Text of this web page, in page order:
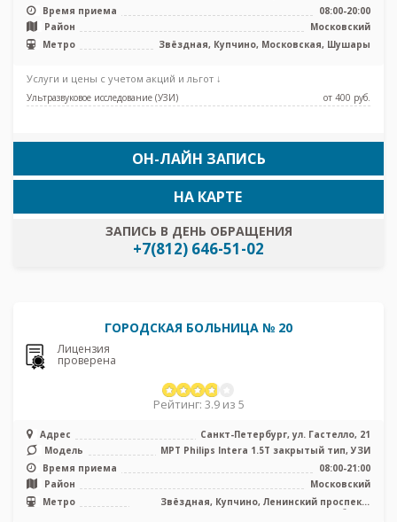
Время приема
08:00-20:00
Район
Московский
Метро
Звёздная, Купчино, Московская, Шушары
Услуги и цены с учетом акций и льгот ↓
Ультразвуковое исследование (УЗИ) от 400 pуб.
ОН-ЛАЙН ЗАПИСЬ
ЗАПИСЬ В ДЕНЬ ОБРАЩЕНИЯ
+7(812) 646-51-02
НА КАРТЕ
ГОРОДСКАЯ БОЛЬНИЦА № 20
Лицензия
проверена
Рейтинг: 3.9 из 5
Адрес
Санкт-Петербург, ул. Гастелло, 21
Модель
МРТ Philips Intera 1.5T закрытый тип, УЗИ
Время приема
08:00-21:00
Район
Московский
Метро
Звёздная, Купчино, Ленинский проспект,
Международная, Московская, Парк Победы,